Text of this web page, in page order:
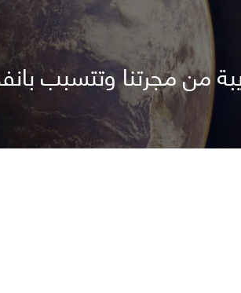
من مجرتنا وتتسبب